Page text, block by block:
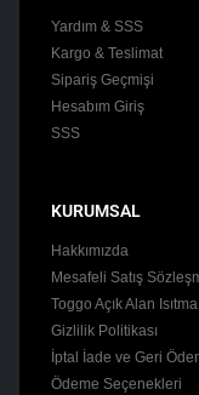
Yardım & SSS
Kargo & Teslimat
Sipariş Geçmişi
Hesabım Giriş
SSS
KURUMSAL
Hakkımızda
Mesafeli Satış
Toggo Açık Alan
Gizlilik Politikası
İptal İade ve Geri
Ödeme Seçenekleri